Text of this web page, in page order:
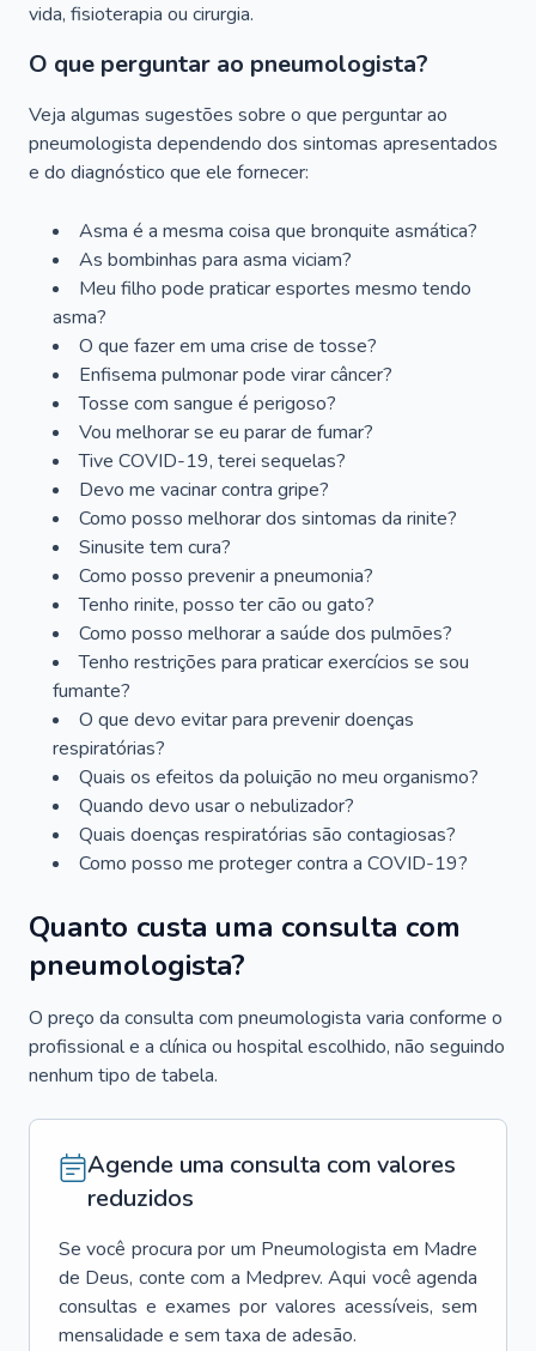
vida, fisioterapia ou cirurgia.
O que perguntar ao pneumologista?
Veja algumas sugestões sobre o que perguntar ao
pneumologista dependendo dos sintomas apresentados
e do diagnóstico que ele fornecer:
Asma é a mesma coisa que bronquite asmática?
As bombinhas para asma viciam?
Meu filho pode praticar esportes mesmo tendo
asma?
O que fazer em uma crise de tosse?
Enfisema pulmonar pode virar câncer?
Tosse com sangue é perigoso?
Vou melhorar se eu parar de fumar?
Tive COVID-19, terei sequelas?
Devo me vacinar contra gripe?
Como posso melhorar dos sintomas da rinite?
Sinusite tem cura?
Como posso prevenir a pneumonia?
Tenho rinite, posso ter cão ou gato?
Como posso melhorar a saúde dos pulmões?
Tenho restrições para praticar exercícios se sou
fumante?
O que devo evitar para prevenir doenças
respiratórias?
Quais os efeitos da poluição no meu organismo?
Quando devo usar o nebulizador?
Quais doenças respiratórias são contagiosas?
Como posso me proteger contra a COVID-19?
Quanto custa uma consulta com
pneumologista?
O preço da consulta com pneumologista varia conforme o
profissional e a clínica ou hospital escolhido, não seguindo
nenhum tipo de tabela.
Agende uma consulta com valores
reduzidos
Se você procura por um Pneumologista em Madre
de Deus, conte com a Medprev. Aqui você agenda
consultas e exames por valores acessíveis, sem
mensalidade e sem taxa de adesão.